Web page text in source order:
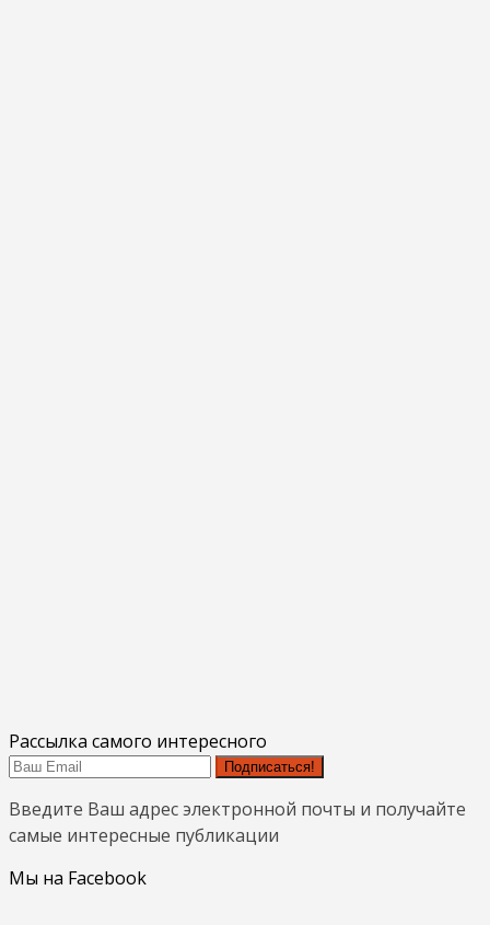
Рассылка самого интересного
Подписаться!
Введите Ваш адрес электронной почты и получайте
самые интересные публикации
Мы на Facebook